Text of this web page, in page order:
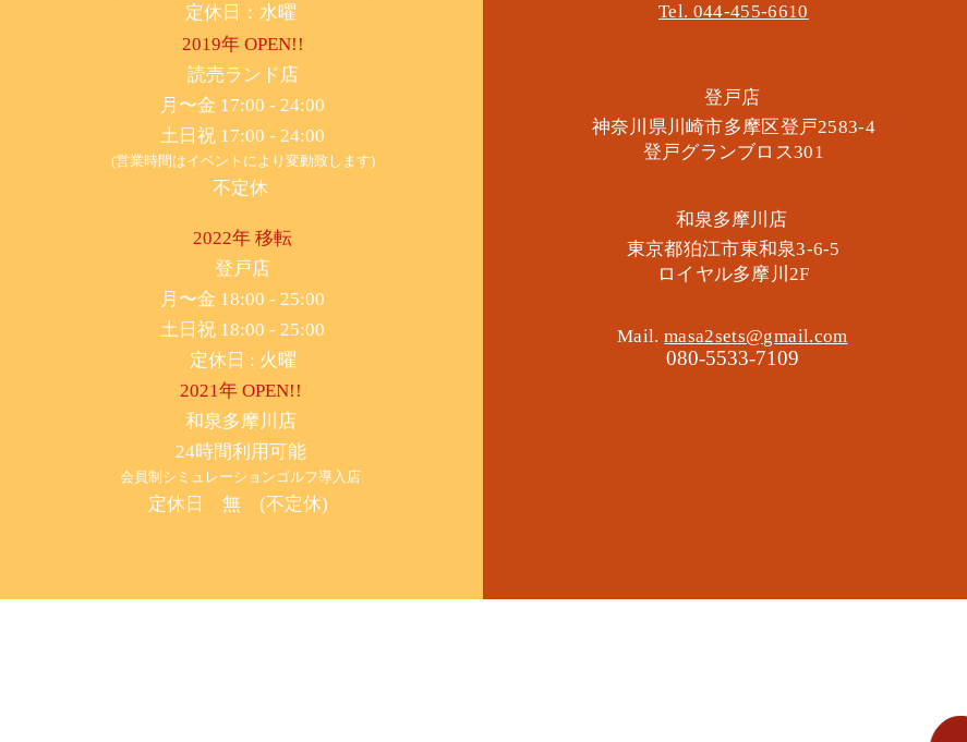
定休日：水曜
2019年 OPEN!!
​読売ランド店
月〜金 17:00 - 24:00
土日祝 17:00 - 24:00
(営業時間はイベントにより変動致します)
不定休
2022年 移転
​登戸店
月〜金 18:00 - 25:00
土日祝 18:00 - 25:00
​定休日 : 火曜
2021年 OPEN!!
​和泉多摩川店
24時間利用可能
​会員制シミュレーションゴルフ導入店
定休日 無 (不定休)
Tel. 044-455-6610
​登戸店
神奈川県川崎市多摩区​登戸2583-4
​登戸グランブロス301
​和泉多摩川店
東京都狛江市東和泉3-6-5
​ロイヤル多摩川2F
Mail.masa2sets@gmail.com
080-5533-7109